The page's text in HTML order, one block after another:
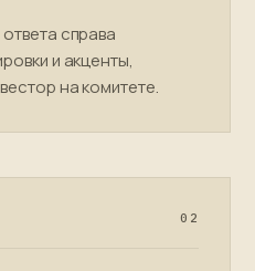
справа
и акценты,
на комитете.
02